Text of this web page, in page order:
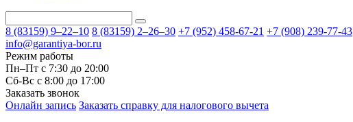
8 (83159) 9–22–10 8 (83159) 2–26–30 +7 (952) 458-67-21 +7 (908) 239-77-43
info@garantiya-bor.ru
Режим работы
Пн–Пт с 7:30 до 20:00
Cб-Вс с 8:00 до 17:00
Заказать звонок
Онлайн запись Заказать справку для налогового вычета